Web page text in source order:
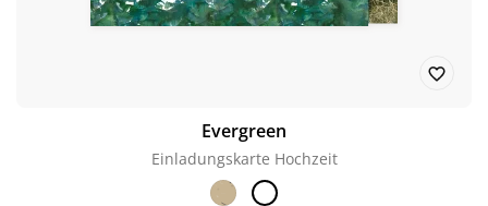
Evergreen
Einladungskarte Hochzeit